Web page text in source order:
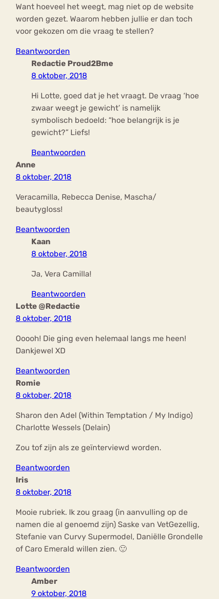
Want hoeveel het weegt, mag niet op de website
worden gezet. Waarom hebben jullie er dan toch
voor gekozen om die vraag te stellen?
Beantwoorden
Redactie Proud2Bme
8 oktober, 2018
Hi Lotte, goed dat je het vraagt. De vraag ‘hoe
zwaar weegt je gewicht’ is namelijk
symbolisch bedoeld: “hoe belangrijk is je
gewicht?” Liefs!
Beantwoorden
Anne
8 oktober, 2018
Veracamilla, Rebecca Denise, Mascha/
beautygloss!
Beantwoorden
Kaan
8 oktober, 2018
Ja, Vera Camilla!
Beantwoorden
Lotte @Redactie
8 oktober, 2018
Ooooh! Die ging even helemaal langs me heen!
Dankjewel XD
Beantwoorden
Romie
8 oktober, 2018
Sharon den Adel (Within Temptation / My Indigo)
Charlotte Wessels (Delain)
Zou tof zijn als ze geïnterviewd worden.
Beantwoorden
Iris
8 oktober, 2018
Mooie rubriek. Ik zou graag (in aanvulling op de
namen die al genoemd zijn) Saske van VetGezellig,
Stefanie van Curvy Supermodel, Daniëlle Grondelle
of Caro Emerald willen zien. 🙂
Beantwoorden
Amber
9 oktober, 2018